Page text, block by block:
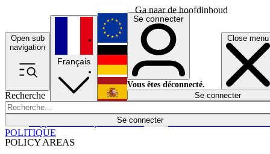
Ga naar de hoofdinhoud
Open sub
navigation
Close menu
Recherche
Se connecter
POLICY AREAS
Économie
Français
English
Deutsch
Español
Se connecter
Vous êtes déconnecté.
Se connecter
POLITIQUE